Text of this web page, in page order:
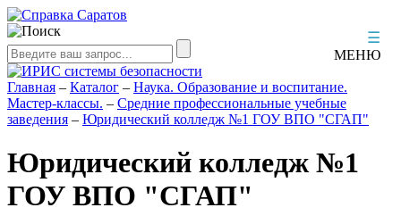
☰
МЕНЮ
Главная – Каталог – Наука. Образование и воспитание.
Мастер-классы. – Средние профессиональные учебные
заведения – Юридический колледж №1 ГОУ ВПО "СГАП"
Юридический колледж №1
ГОУ ВПО "СГАП"